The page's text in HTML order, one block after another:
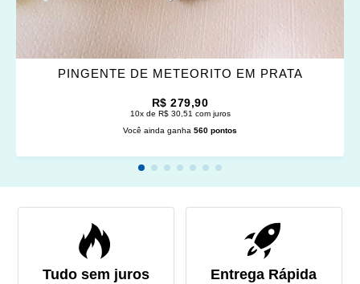
PINGENTE DE METEORITO EM PRATA
R$ 279,90
10x de R$ 30,51 com juros
Você ainda ganha 560 pontos
Tudo sem juros Entrega Rápida